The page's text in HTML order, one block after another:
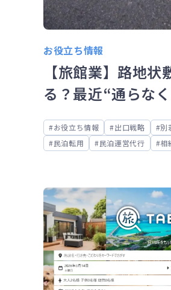
お役立ち情報
【旅館業】路地
る？最近“通らな
お役立ち情報 出口戦略 別
民泊転用
民泊運営代行 相